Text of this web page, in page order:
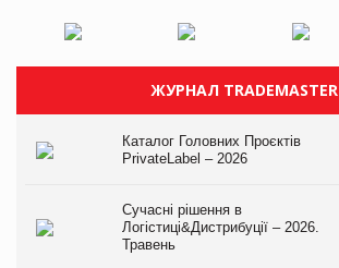
ЖУРНАЛ TRADEMASTER
Каталог Головних Проєктів
PrivateLabel – 2026
Сучасні рішення в
Логістиці&Дистрибуції – 2026.
Травень